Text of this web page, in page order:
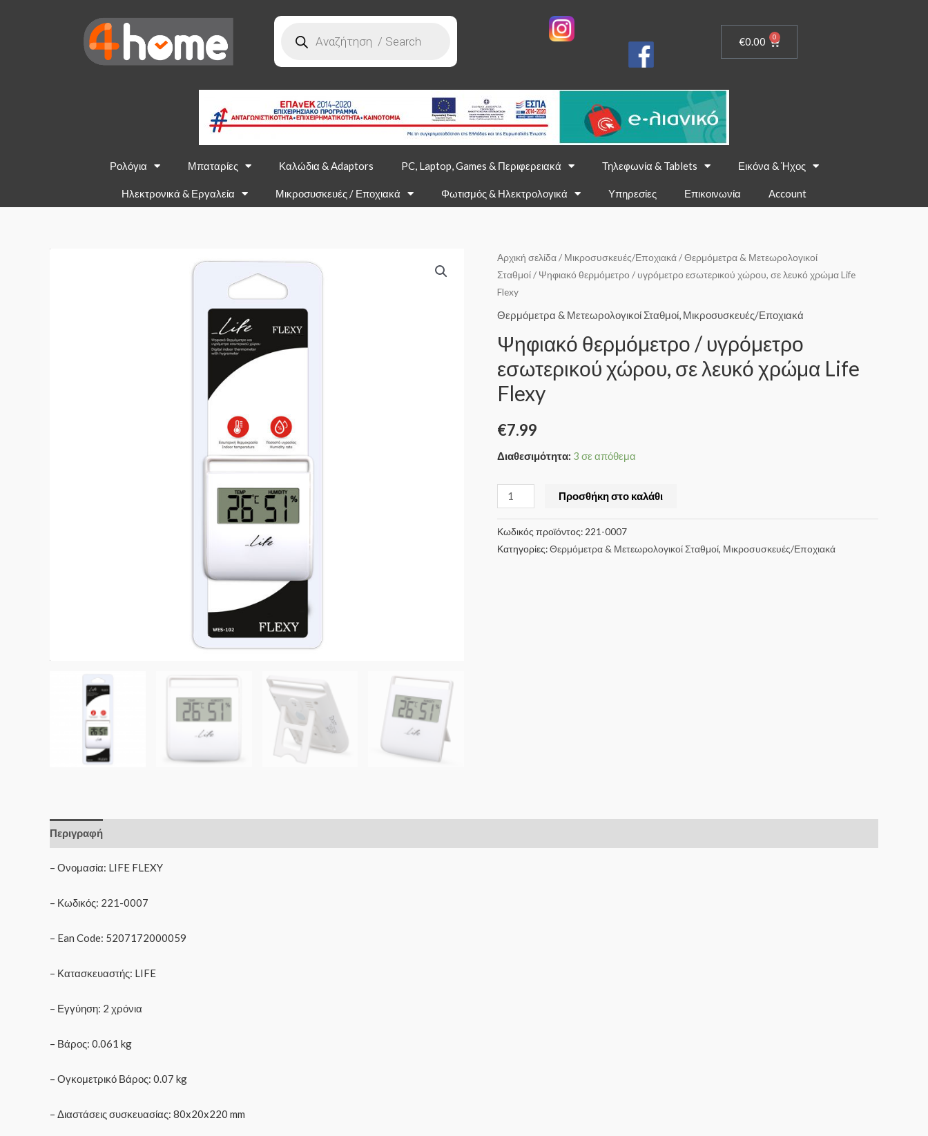
€0.00 0
Ρολόγια Μπαταρίες Καλώδια & Adaptors PC, Laptop, Games & Περιφερειακά Τηλεφωνία & Tablets Εικόνα & Ήχος
Ηλεκτρονικά & Εργαλεία Μικροσυσκευές / Εποχιακά Φωτισμός & Ηλεκτρολογικά Υπηρεσίες Επικοινωνία Account
Αρχική σελίδα/ Μικροσυσκευές/Εποχιακά/Θερμόμετρα & Μετεωρολογικοί
Σταθμοί/ Ψηφιακό θερμόμετρο / υγρόμετρο εσωτερικού χώρου, σε λευκό χρώμα Life
Flexy
Θερμόμετρα & Μετεωρολογικοί Σταθμοί, Μικροσυσκευές/Εποχιακά
Ψηφιακό θερμόμετρο / υγρόμετρο
εσωτερικού χώρου, σε λευκό χρώμα Life
Flexy
€7.99
Διαθεσιμότητα: 3 σε απόθεμα
Προσθήκη στο καλάθι
Κωδικός προϊόντος:221-0007
Κατηγορίες:Θερμόμετρα & Μετεωρολογικοί Σταθμοί, Μικροσυσκευές/Εποχιακά
Περιγραφή
– Ονομασία: LIFE FLEXY
– Κωδικός: 221-0007
– Ean Code: 5207172000059
– Κατασκευαστής: LIFE
– Εγγύηση: 2 χρόνια
– Βάρος: 0.061 kg
– Ογκομετρικό Βάρος: 0.07 kg
– Διαστάσεις συσκευασίας: 80x20x220 mm